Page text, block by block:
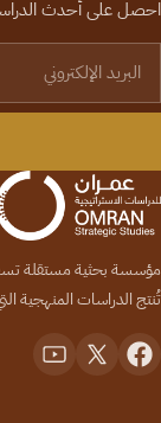
احصل على أحدث
مؤسسة بحثية مستقلة
تُنتج الدراسات المنهجية